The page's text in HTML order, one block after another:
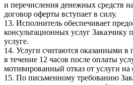
и перечисления денежных средств
договор оферты вступает в силу.
13. Исполнитель обеспечивает
консультационных услуг
услуге.
14. Услуги считаются оказанными в
в течение 12 часов после оплаты
мотивированный отказ от услуги
15. По письменному требованию